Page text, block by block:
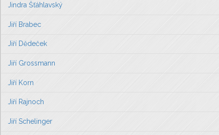
Jindra Šťáhlavský
Jiří Brabec
Jiří Dědeček
Jiří Grossmann
Jiří Korn
Jiří Rajnoch
Jiří Schelinger